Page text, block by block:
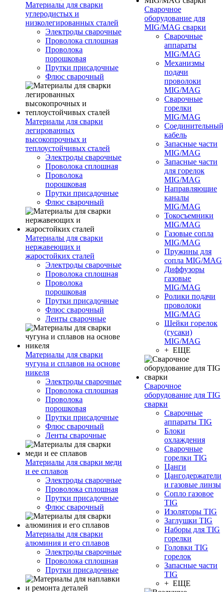
Материалы для сварки
углеродистых и
низколегированных сталей
Электроды сварочные
Проволока сплошная
Проволока
порошковая
Прутки присадочные
Флюс сварочный
Материалы для сварки
легированных
высокопрочных и
теплоустойчивых сталей
Электроды сварочные
Проволока сплошная
Проволока
порошковая
Прутки присадочные
Флюс сварочный
Материалы для сварки
нержавеющих и
жаростойких сталей
Электроды сварочные
Проволока сплошная
Проволока
порошковая
Прутки присадочные
Флюс сварочный
Ленты сварочные
Материалы для сварки
чугуна и сплавов на основе
никеля
Электроды сварочные
Проволока сплошная
Проволока
порошковая
Прутки присадочные
Флюс сварочный
Ленты сварочные
Материалы для сварки меди
и ее сплавов
Электроды сварочные
Проволока сплошная
Прутки присадочные
Флюс сварочный
Материалы для сварки
алюминия и его сплавов
Электроды сварочные
Проволока сплошная
Прутки присадочные
Сварочное
оборудование для
MIG/MAG сварки
Сварочные
аппараты
MIG/MAG
Механизмы
подачи
проволоки
MIG/MAG
Сварочные
горелки
MIG/MAG
Соединительный
кабель
Запасные части
MIG/MAG
Запасные части
для горелок
MIG/MAG
Направляющие
каналы
MIG/MAG
Токосъемники
MIG/MAG
Газовые сопла
MIG/MAG
Пружины для
сопла MIG/MAG
Диффузоры
газовые
MIG/MAG
Ролики подачи
проволоки
MIG/MAG
Шейки горелок
(гусаки)
MIG/MAG
+ ЕЩЕ
Сварочное
оборудование для TIG
сварки
Сварочные
аппараты TIG
Блоки
охлаждения
Сварочные
горелки TIG
Цанги
Цангодержатели
и газовые линзы
Сопло газовое
TIG
Изоляторы TIG
Заглушки TIG
Наборы для TIG
горелки
Головки TIG
горелок
Запасные части
TIG
+ ЕЩЕ